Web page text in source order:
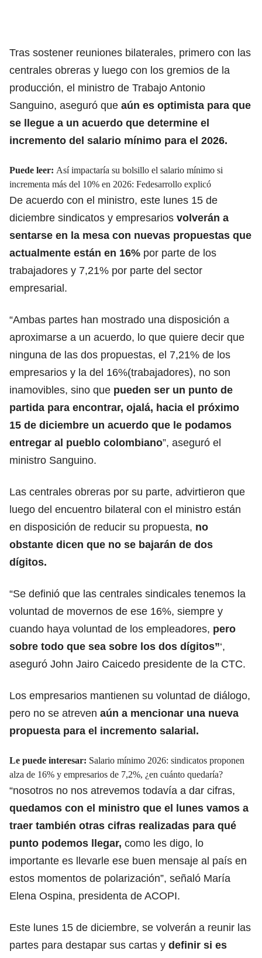
Tras sostener reuniones bilaterales, primero con las
centrales obreras y luego con los gremios de la
producción, el ministro de Trabajo Antonio
Sanguino, aseguró que aún es optimista para que
se llegue a un acuerdo que determine el
incremento del salario mínimo para el 2026.
Puede leer: Así impactaría su bolsillo el salario mínimo si
incrementa más del 10% en 2026: Fedesarrollo explicó
De acuerdo con el ministro, este lunes 15 de
diciembre sindicatos y empresarios volverán a
sentarse en la mesa con nuevas propuestas que
actualmente están en 16% por parte de los
trabajadores y 7,21% por parte del sector
empresarial.
“Ambas partes han mostrado una disposición a
aproximarse a un acuerdo, lo que quiere decir que
ninguna de las dos propuestas, el 7,21% de los
empresarios y la del 16%(trabajadores), no son
inamovibles, sino que pueden ser un punto de
partida para encontrar, ojalá, hacia el próximo
15 de diciembre un acuerdo que le podamos
entregar al pueblo colombiano”, aseguró el
ministro Sanguino.
Las centrales obreras por su parte, advirtieron que
luego del encuentro bilateral con el ministro están
en disposición de reducir su propuesta, no
obstante dicen que no se bajarán de dos
dígitos.
“Se definió que las centrales sindicales tenemos la
voluntad de movernos de ese 16%, siempre y
cuando haya voluntad de los empleadores, pero
sobre todo que sea sobre los dos dígitos”‘,
aseguró John Jairo Caicedo presidente de la CTC.
Los empresarios mantienen su voluntad de diálogo,
pero no se atreven aún a mencionar una nueva
propuesta para el incremento salarial.
Le puede interesar: Salario mínimo 2026: sindicatos proponen
alza de 16% y empresarios de 7,2%, ¿en cuánto quedaría?
“nosotros no nos atrevemos todavía a dar cifras,
quedamos con el ministro que el lunes vamos a
traer también otras cifras realizadas para qué
punto podemos llegar, como les digo, lo
importante es llevarle ese buen mensaje al país en
estos momentos de polarización”, señaló María
Elena Ospina, presidenta de ACOPI.
Este lunes 15 de diciembre, se volverán a reunir las
partes para destapar sus cartas y definir si es